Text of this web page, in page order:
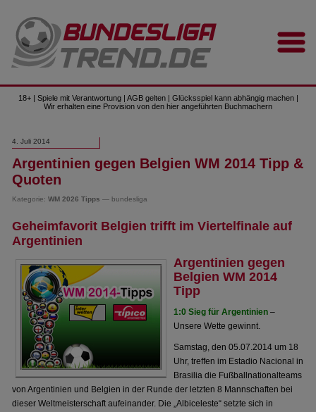
18+ | Spiele mit Verantwortung | AGB gelten | Glücksspiel kann abhängig machen |
Wir erhalten eine Provision von den hier angeführten Buchmachern
4. Juli 2014
Argentinien gegen Belgien WM 2014 Tipp &
Quoten
Kategorie:WM 2026 Tipps — bundesliga
Geheimfavorit Belgien trifft im Viertelfinale auf
Argentinien
Argentinien gegen
Belgien WM 2014
Tipp
1:0 Sieg für Argentinien –
Unsere Wette gewinnt.
Samstag, den 05.07.2014 um 18
Uhr, treffen im Estadio Nacional in
Brasilia die Fußballnationalteams
von Argentinien und Belgien in der Runde der letzten 8 Mannschaften bei
dieser Weltmeisterschaft aufeinander. Die „Albiceleste“ setzte sich in